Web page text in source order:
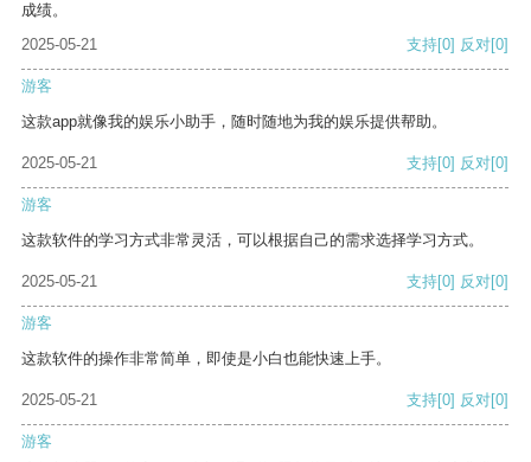
成绩。
2025-05-21
支持[0] 反对[0]
游客
这款app就像我的娱乐小助手，随时随地为我的娱乐提供帮助。
2025-05-21 支持[0] 反对[0]
游客
这款软件的学习方式非常灵活，可以根据自己的需求选择学习方式。
2025-05-21 支持[0] 反对[0]
游客
这款软件的操作非常简单，即使是小白也能快速上手。
2025-05-21 支持[0] 反对[0]
游客